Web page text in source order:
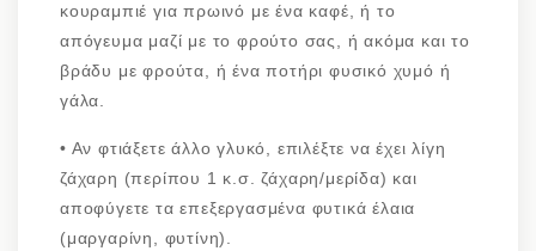
κουραμπιέ για πρωινό με ένα καφέ, ή το
απόγευμα μαζί με το φρούτο σας, ή ακόμα και το
βράδυ με φρούτα, ή ένα ποτήρι φυσικό χυμό ή
γάλα.
• Αν φτιάξετε άλλο γλυκό, επιλέξτε να έχει λίγη
ζάχαρη (περίπου 1 κ.σ. ζάχαρη/μερίδα) και
αποφύγετε τα επεξεργασμένα φυτικά έλαια
(μαργαρίνη, φυτίνη).